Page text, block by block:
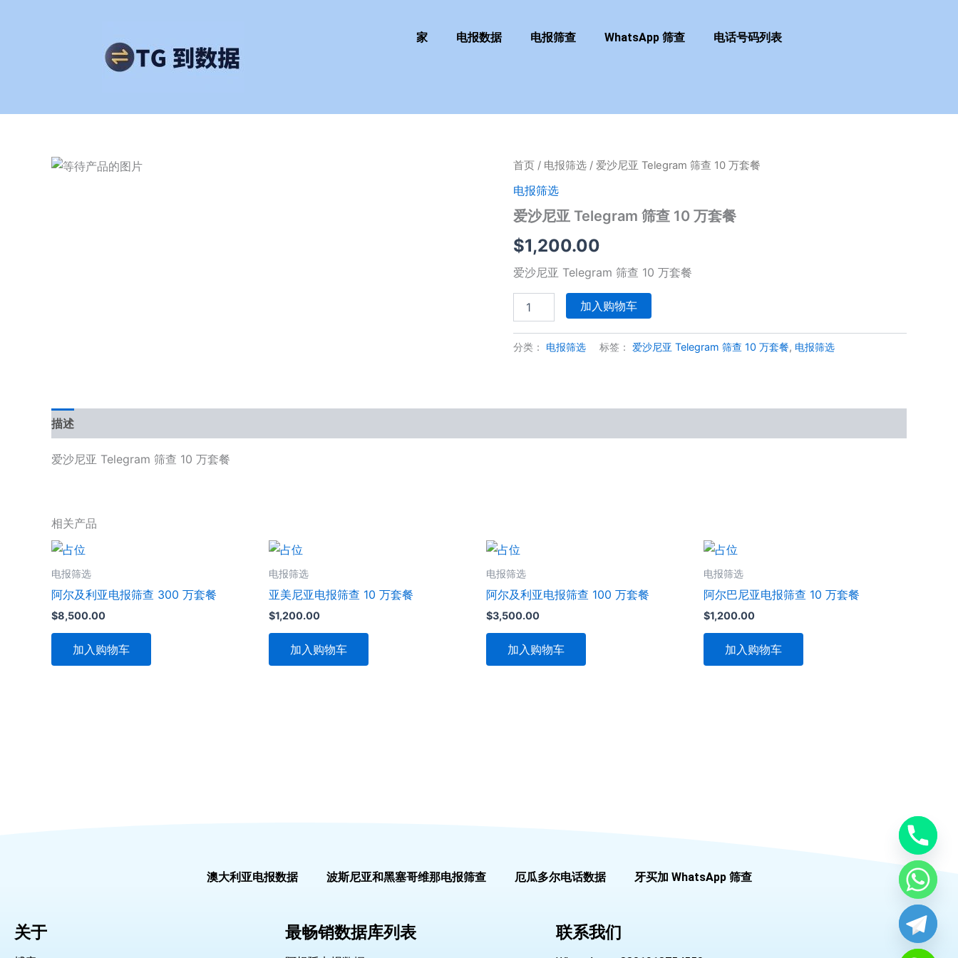
家 电报数据 电报筛查 WhatsApp 筛查 电话号码列表
首页 / 电报筛选 / 爱沙尼亚 Telegram 筛查 10 万套餐
电报筛选
爱沙尼亚 Telegram 筛查 10 万套餐
$1,200.00
爱沙尼亚 Telegram 筛查 10 万套餐
爱
尼
Telegram
查
万
套
数
量
加入购物车
分类： 电报筛选 标签： 爱沙尼亚 Telegram 筛查 10 万套餐, 电报筛选
描述
爱沙尼亚 Telegram 筛查 10 万套餐
相关产品
电报筛选
阿尔及利亚电报筛查 300 万套餐
$8,500.00
加入购物车
电报筛选
亚美尼亚电报筛查 10 万套餐
$1,200.00
加入购物车
电报筛选
阿尔及利亚电报筛查 100 万套餐
$3,500.00
加入购物车
电报筛选
阿尔巴尼亚电报筛查 10 万套餐
$1,200.00
加入购物车
澳大利亚电报数据 波斯尼亚和黑塞哥维那电报筛查 厄瓜多尔电话数据 牙买加 WhatsApp 筛查
关于 最畅销数据库列表 联系我们